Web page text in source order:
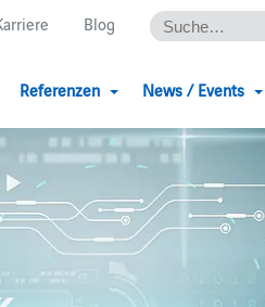
Blog
Referenzen News / Events